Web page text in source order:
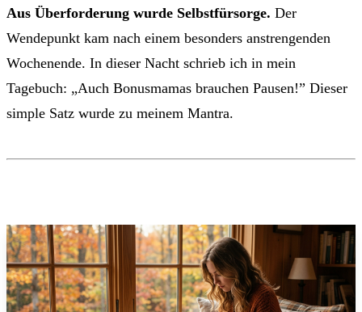
Aus Überforderung wurde Selbstfürsorge. Der
Wendepunkt kam nach einem besonders anstrengenden
Wochenende. In dieser Nacht schrieb ich in mein
Tagebuch: „Auch Bonusmamas brauchen Pausen!” Dieser
simple Satz wurde zu meinem Mantra.